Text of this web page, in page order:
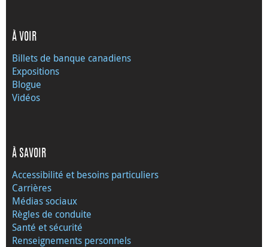
À VOIR
Billets de banque canadiens
Expositions
Blogue
Vidéos
À SAVOIR
Accessibilité et besoins particuliers
Carrières
Médias sociaux
Règles de conduite
Santé et sécurité
Renseignements personnels